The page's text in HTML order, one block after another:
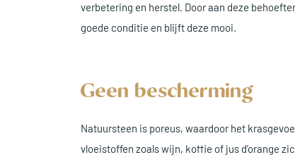
verbetering en herstel. Door aan deze
goede conditie en blijft deze mooi.
Geen bescherming
Natuursteen is poreus, waardoor het
vloeistoffen zoals wijn, koffie of jus d’orange